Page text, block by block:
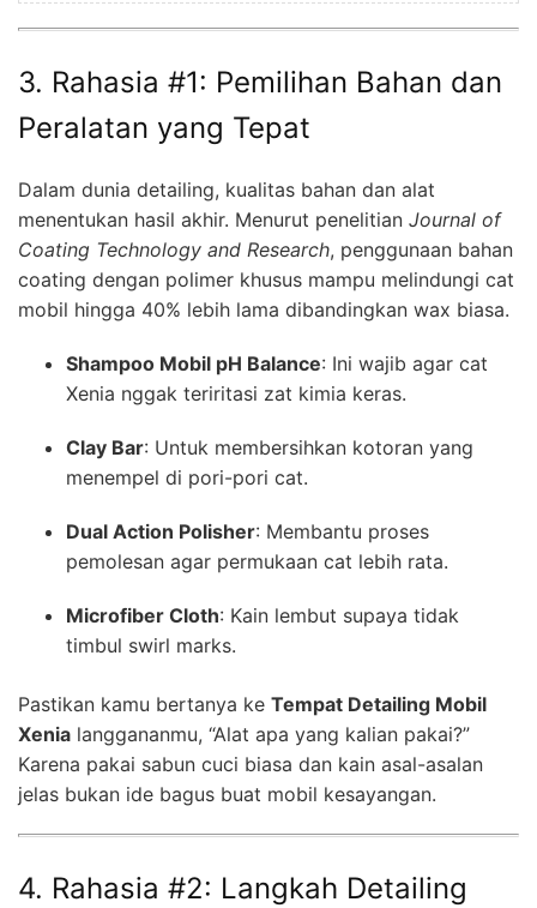
3. Rahasia #1: Pemilihan Bahan dan
Peralatan yang Tepat
Dalam dunia detailing, kualitas bahan dan alat
menentukan hasil akhir. Menurut penelitian Journal of
Coating Technology and Research, penggunaan bahan
coating dengan polimer khusus mampu melindungi cat
mobil hingga 40% lebih lama dibandingkan wax biasa.
Shampoo Mobil pH Balance: Ini wajib agar cat
Xenia nggak teriritasi zat kimia keras.
Clay Bar: Untuk membersihkan kotoran yang
menempel di pori-pori cat.
Dual Action Polisher: Membantu proses
pemolesan agar permukaan cat lebih rata.
Microfiber Cloth: Kain lembut supaya tidak
timbul swirl marks.
Pastikan kamu bertanya ke Tempat Detailing Mobil
Xenia langgananmu, “Alat apa yang kalian pakai?”
Karena pakai sabun cuci biasa dan kain asal-asalan
jelas bukan ide bagus buat mobil kesayangan.
4. Rahasia #2: Langkah Detailing